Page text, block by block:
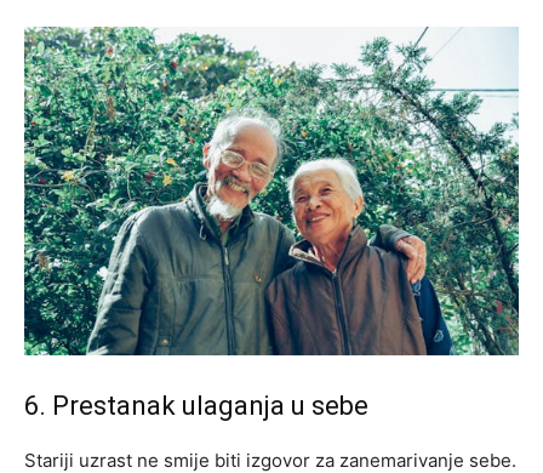
6. Prestanak ulaganja u sebe
Stariji uzrast ne smije biti izgovor za zanemarivanje sebe.